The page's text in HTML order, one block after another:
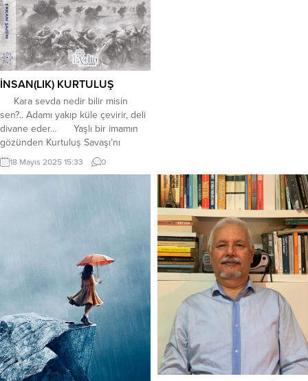
İNSAN(LIK) KURTULUŞ
Kara sevda nedir bilir misin
sen?.. Adamı yakıp küle çevirir, deli
divane eder… Yaşlı bir imamın
gözünden Kurtuluş Savaşı’nı
okurken, zamanda yolculuğa
çıkacak ve kendinizi bir anlığına da
18 Mayıs 2025 15:33 0